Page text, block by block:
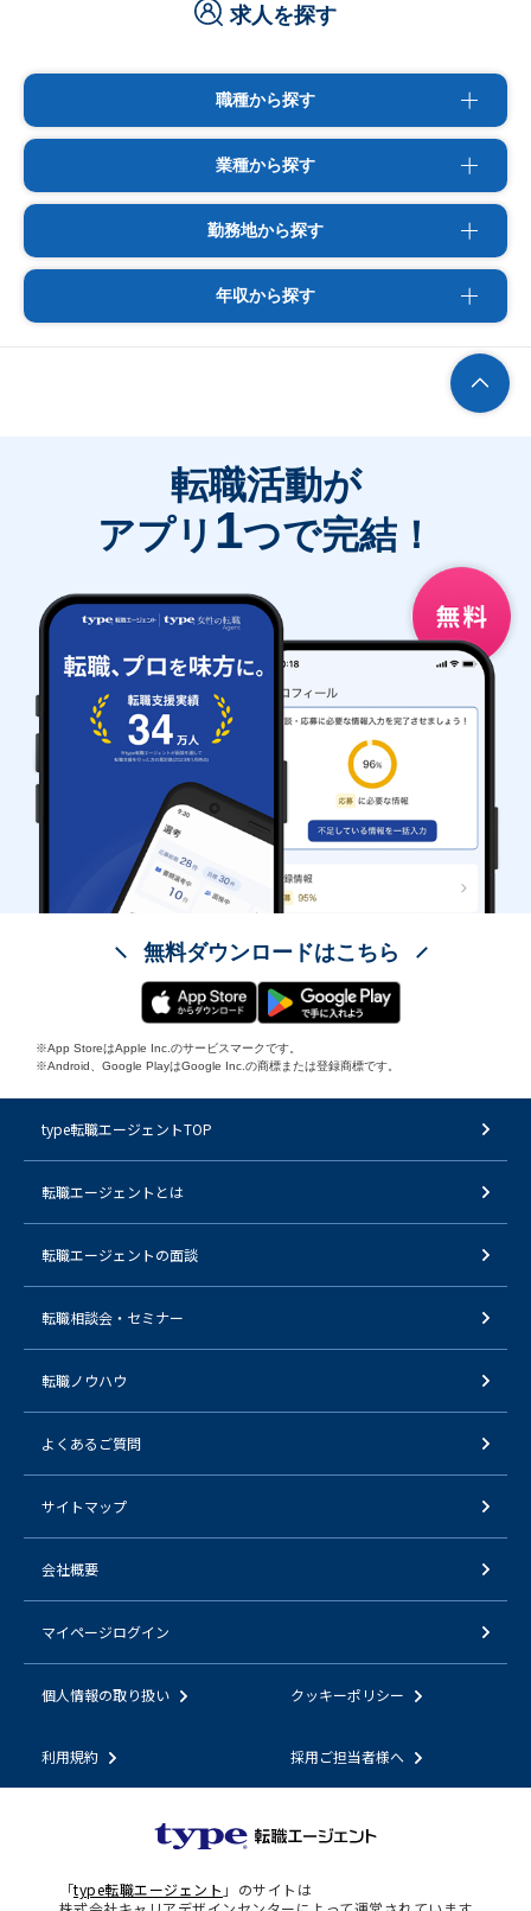
求人を探す
職種から探す
業種から探す
勤務地から探す
年収から探す
転職活動が
アプリ 1つで完結！
無料ダウンロードはこちら
※App StoreはApple Inc.のサービスマークです。
※Android、Google PlayはGoogle Inc.の商標または登録商標です。
type転職エージェントTOP
転職エージェントとは
転職エージェントの面談
転職相談会・セミナー
転職ノウハウ
よくあるご質問
サイトマップ
会社概要
マイページログイン
個人情報の取り扱い クッキーポリシー
利用規約 採用ご担当者様へ
「type転職エージェント 」のサイトは